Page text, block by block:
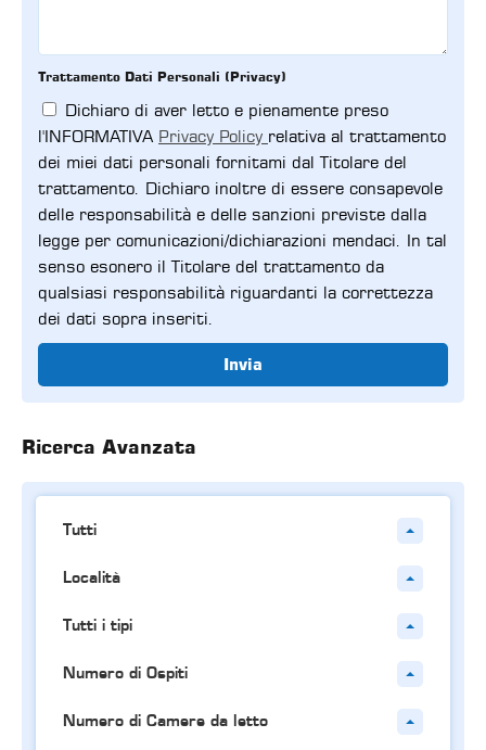
Trattamento Dati Personali (Privacy)
Dichiaro di aver letto e pienamente preso
l'INFORMATIVA Privacy Policy relativa al trattamento
dei miei dati personali fornitami dal Titolare del
trattamento. Dichiaro inoltre di essere consapevole
delle responsabilità e delle sanzioni previste dalla
legge per comunicazioni/dichiarazioni mendaci. In tal
senso esonero il Titolare del trattamento da
qualsiasi responsabilità riguardanti la correttezza
dei dati sopra inseriti.
Invia
Ricerca Avanzata
Tutti
Località
Tutti i tipi
Numero di Ospiti
Numero di Camere da letto